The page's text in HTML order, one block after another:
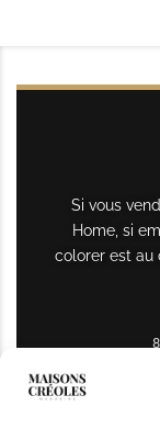
Si vous
Home, si
colorer est au